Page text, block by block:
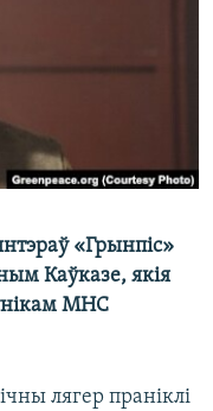
«Грынпіс»
Каўказе, якія
МНС
лягер праніклі